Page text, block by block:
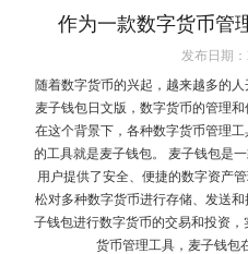
作为一款数字货币管
发布日期：
随着数字货币的兴起，越来越多的
麦子钱包日文版，数字货币的管理
在这个背景下，各种数字货币管理
的工具就是麦子钱包。 麦子钱包是
用户提供了安全、便捷的数字资产
松对多种数字货币进行存储、发送
子钱包进行数字货币的交易和投资
货币管理工具，麦子钱包